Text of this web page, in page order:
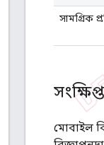
সামগ্রিক
মোবাইল